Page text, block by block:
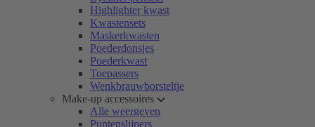
Highlighter kwast
Kwastensets
Maskerkwasten
Poederdonsjes
Poederkwast
Toepassers
Wenkbrauwborsteltje
Make-up accessoires
Alle weergeven
Puntenslijpers